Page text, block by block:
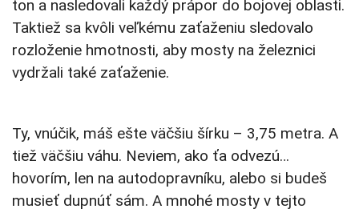
ton a nasledovali každý prápor do bojovej oblasti.
Taktiež sa kvôli veľkému zaťaženiu sledovalo
rozloženie hmotnosti, aby mosty na železnici
vydržali také zaťaženie.
Ty, vnúčik, máš ešte väčšiu šírku – 3,75 metra. A
tiež väčšiu váhu. Neviem, ako ťa odvezú…
hovorím, len na autodopravníku, alebo si budeš
musieť dupnúť sám. A mnohé mosty v tejto